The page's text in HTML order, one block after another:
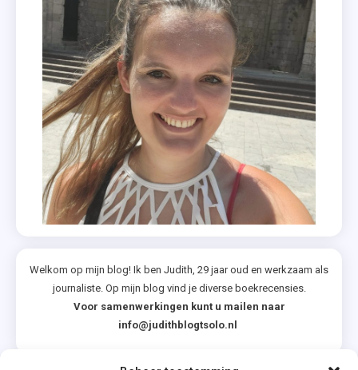
Welkom op mijn blog! Ik ben Judith, 29 jaar oud en werkzaam als
journaliste. Op mijn blog vind je diverse boekrecensies.
Voor samenwerkingen kunt u mailen naar
info@judithblogtsolo.nl